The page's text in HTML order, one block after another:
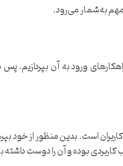
مهم به‌شمار می‌رود.
است. بدین منظور از خود
بوده و آن را دوست داشته